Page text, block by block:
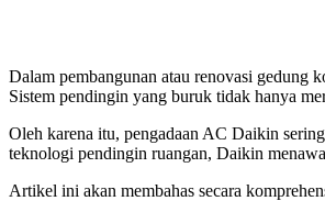
Dalam pembangunan atau renovasi gedung
Sistem pendingin yang buruk tidak hanya
Oleh karena itu, pengadaan AC Daikin
teknologi pendingin ruangan, Daikin
Artikel ini akan membahas secara